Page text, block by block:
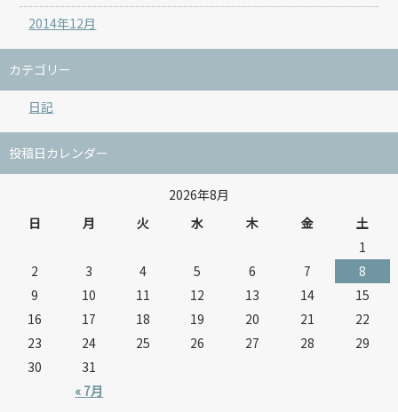
2014年12月
カテゴリー
日記
投稿日カレンダー
2026年8月
日
月 火 水 木 金 土
« 7月
1
2
3 4 5 6 7
8
9
10 11 12 13 14
15
16
17 18 19 20 21
22
23
24 25 26 27 28
29
30
31